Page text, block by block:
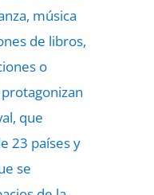
música
de libros,
o
que
23 países y
se